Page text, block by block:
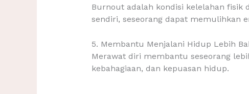
Burnout adalah kondisi kelelahan fisik
sendiri, seseorang dapat memulihkan
5. Membantu Menjalani Hidup Lebih
Merawat diri membantu seseorang
kebahagiaan, dan kepuasan hidup.